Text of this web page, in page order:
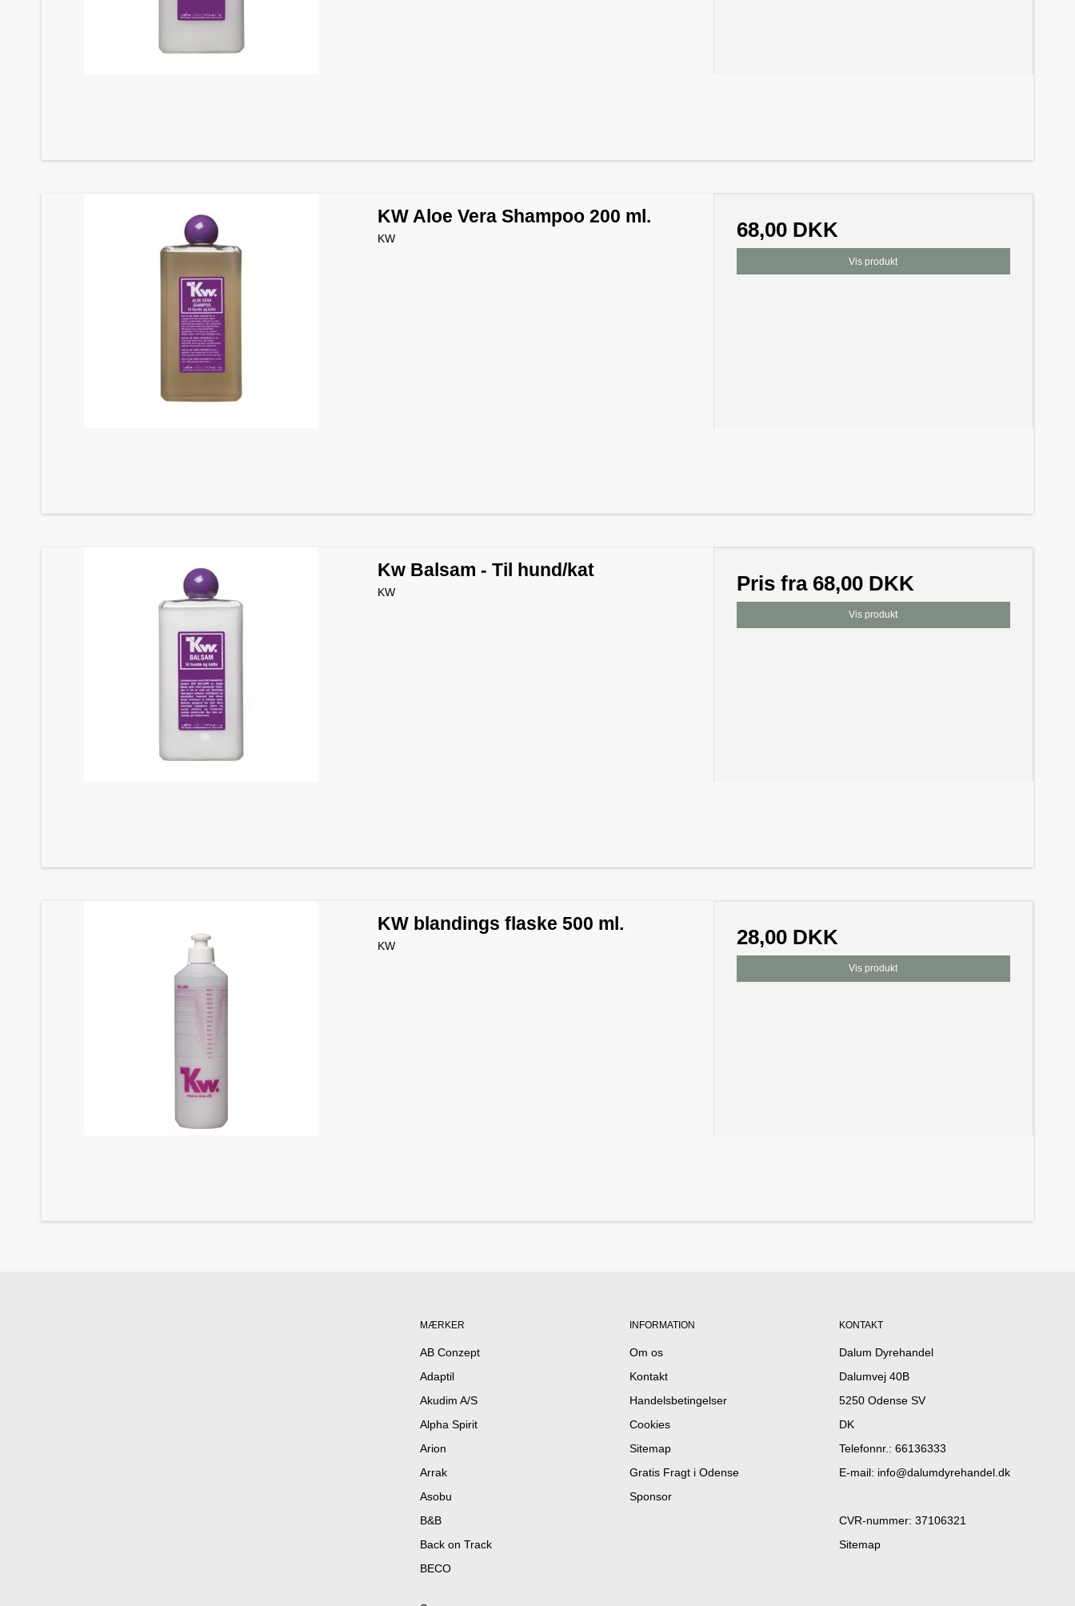
KW Aloe Vera Shampoo 200 ml.
KW 68,00 DKK
Vis produkt
Kw Balsam - Til hund/kat
KW Pris fra 68,00 DKK
Vis produkt
KW blandings flaske 500 ml.
KW 28,00 DKK
Vis produkt
MÆRKER
AB Conzept
Adaptil
Akudim A/S
Alpha Spirit
Arion
Arrak
Asobu
B&B
Back on Track
BECO
INFORMATION
Om os
Kontakt
Handelsbetingelser
Cookies
Sitemap
Gratis Fragt i Odense
Sponsor
KONTAKT
Dalum Dyrehandel
Dalumvej 40B
5250 Odense SV
DK
Telefonnr.: 66136333
E-mail: info@dalumdyrehandel.dk
CVR-nummer: 37106321
Sitemap